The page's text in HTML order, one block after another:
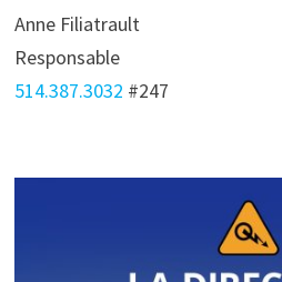
Anne Filiatrault
Responsable
514.387.3032 #247